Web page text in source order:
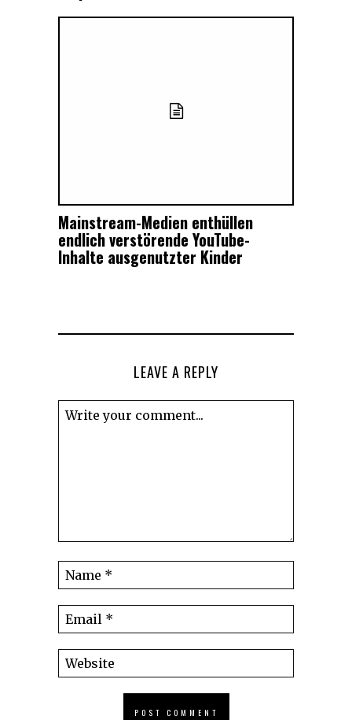
Mainstream-Medien enthüllen
endlich verstörende YouTube-
Inhalte ausgenutzter Kinder
LEAVE A REPLY